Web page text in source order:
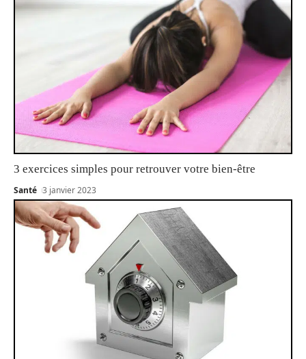
3 exercices simples pour retrouver votre bien-être
Santé 3 janvier 2023